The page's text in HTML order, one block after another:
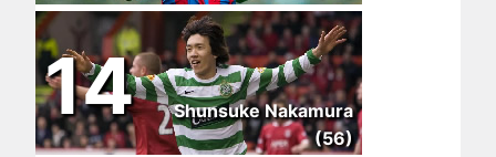
14
Shunsuke Nakamura
(56)